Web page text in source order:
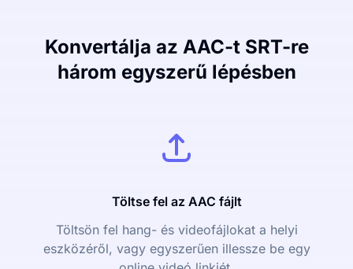
Konvertálja az AAC-t SRT-re
három egyszerű lépésben
Töltse fel az AAC fájlt
Töltsön fel hang- és videofájlokat a helyi
eszközéről, vagy egyszerűen illessze be egy